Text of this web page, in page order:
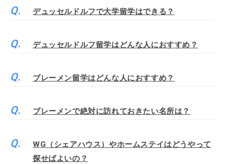
デュッセルドルフで大学留学はできる？
デュッセルドルフ留学はどんな人におすすめ？
ブレーメン留学はどんな人におすすめ？
ブレーメンで絶対に訪れておきたい名所は？
WG（シェアハウス）やホームステイはどうやって
探せばよいの？